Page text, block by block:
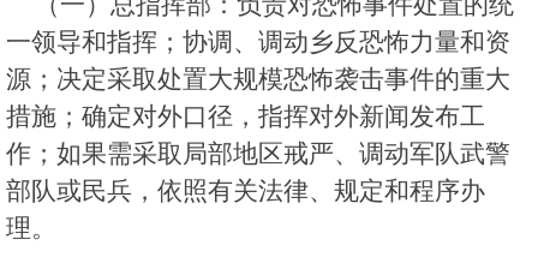
一领导和指挥；协调、调动乡反恐怖力量和资
源；决定采取处置大规模恐怖袭击事件的重大
措施；确定对外口径，指挥对外新闻发布工
作；如果需采取局部地区戒严、调动军队武警
部队或民兵，依照有关法律、规定和程序办
理。